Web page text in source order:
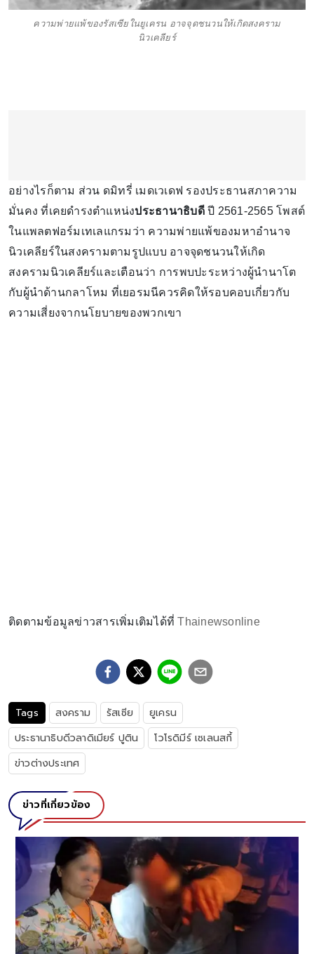
ความพ่ายแพ้ของรัสเซียในยูเครน อาจจุดชนวนให้เกิดสงคราม
นิวเคลียร์
อย่างไรก็ตาม ส่วน ดมิทรี่ เมดเวเดฟ รองประธานสภาความ
มั่นคง ที่เคยดำรงตำแหน่งประธานาธิบดีปี 2561-2565 โพสต์
ในแพลตฟอร์มเทเลแกรมว่า ความพ่ายแพ้ของมหาอำนาจ
นิวเคลียร์ในสงครามตามรูปแบบ อาจจุดชนวนให้เกิด
สงครามนิวเคลียร์และเตือนว่า การพบปะระหว่างผู้นำนาโต
กับผู้นำด้านกลาโหม ที่เยอรมนีควรคิดให้รอบคอบเกี่ยวกับ
ความเสี่ยงจากนโยบายของพวกเขา
ติดตามข้อมูลข่าวสารเพิ่มเติมได้ที่Thainewsonline
Tags สงคราม รัสเซีย
ยูเครน
ประธานาธิบดีวลาดิเมียร์ ปูติน
โวโรดิมีร์ เซเลนสกี้
ข่าวต่างประเทศ
ข่าวที่เกี่ยวข้อง